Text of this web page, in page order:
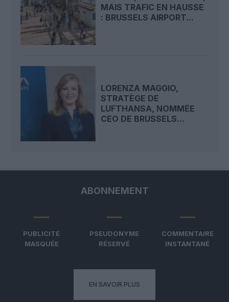
MAIS TRAFIC EN HAUSSE
: BRUSSELS AIRPORT...
LORENZA MAGGIO,
STRATÈGE DE
LUFTHANSA, NOMMÉE
CEO DE BRUSSELS...
ABONNEMENT
PUBLICITÉ
MASQUÉE
PSEUDONYME
RÉSERVÉ
COMMENTAIRE
INSTANTANÉ
EN SAVOIR PLUS